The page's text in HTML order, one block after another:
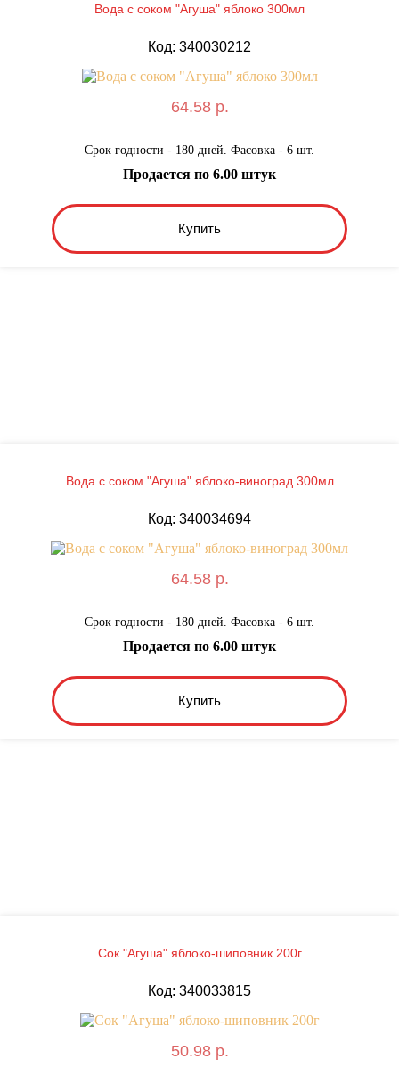
Вода с соком "Агуша" яблоко 300мл
Код: 340030212
64.58 р.
Срок годности - 180 дней. Фасовка - 6 шт.
Купить
Продается по 6.00 штук
Вода с соком "Агуша" яблоко-виноград 300мл
Код: 340034694
64.58 р.
Срок годности - 180 дней. Фасовка - 6 шт.
Купить
Продается по 6.00 штук
Сок "Агуша" яблоко-шиповник 200г
Код: 340033815
50.98 р.